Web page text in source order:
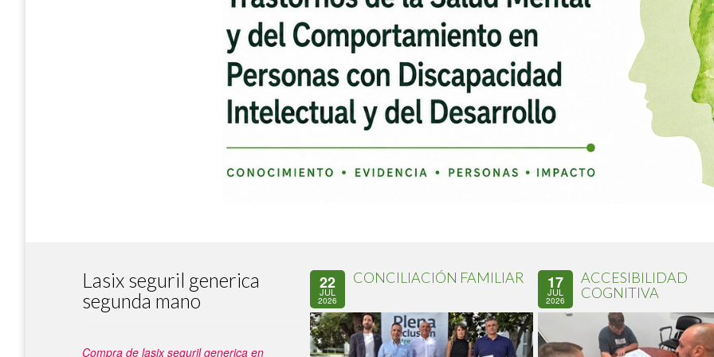
Lasix seguril generica
segunda mano
Compra de lasix seguril generica en
22
JUL
2026
CONCILIACIÓN FAMILIAR 17
JUL
2026
ACCESIBILIDAD
COGNITIVA